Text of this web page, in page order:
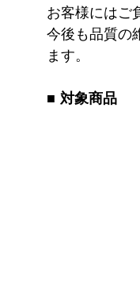
お客様にはご
今後も品質の
ます。
■ 対象商品